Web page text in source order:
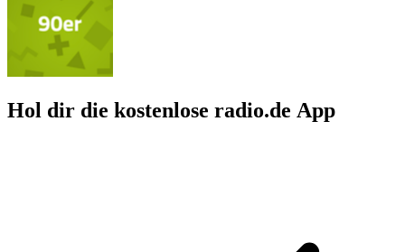
Hol dir die kostenlose radio.de App